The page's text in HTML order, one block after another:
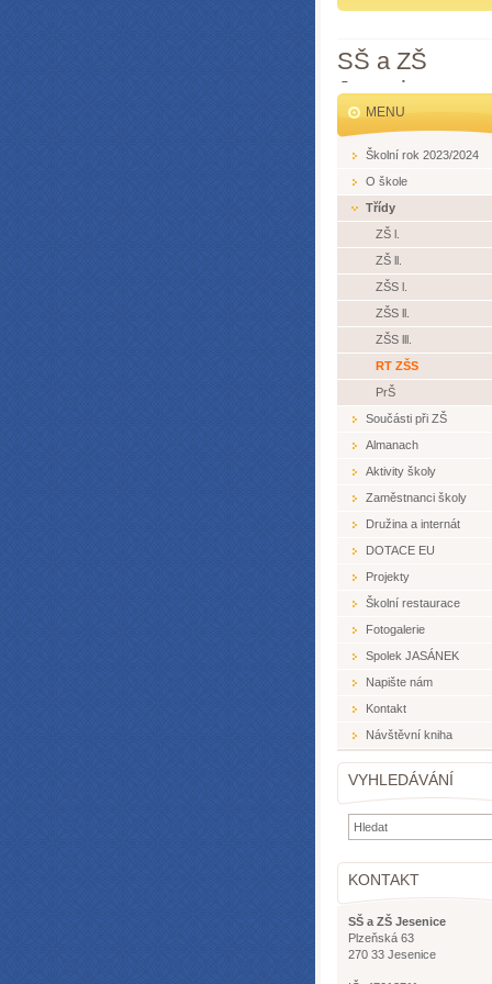
SŠ a ZŠ
Jesenice
MENU
Školní rok 2023/2024
O škole
Třídy
ZŠ l.
ZŠ ll.
ZŠS l.
ZŠS ll.
ZŠS lll.
RT ZŠS
PrŠ
Součásti při ZŠ
Almanach
Aktivity školy
Zaměstnanci školy
Družina a internát
DOTACE EU
Projekty
Školní restaurace
Fotogalerie
Spolek JASÁNEK
Napište nám
Kontakt
Návštěvní kniha
VYHLEDÁVÁNÍ
KONTAKT
SŠ a ZŠ Jesenice
Plzeňská 63
270 33 Jesenice